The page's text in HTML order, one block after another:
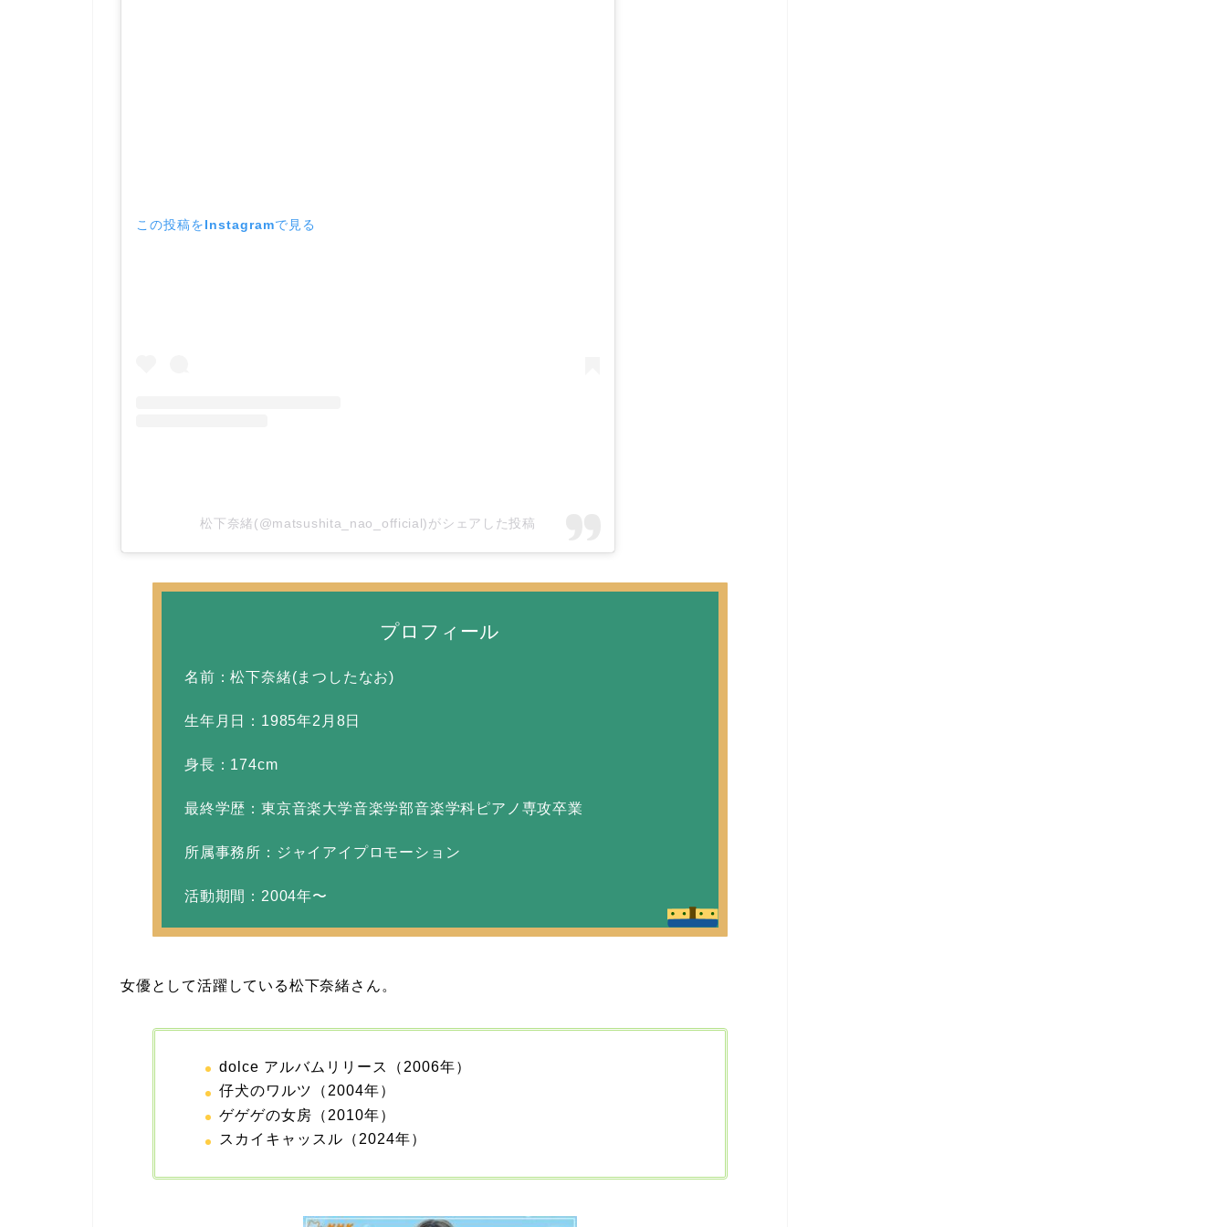
この投稿をInstagramで見る
松下奈緒(@matsushita_nao_official)がシェアした投稿
プロフィール
名前：松下奈緒(まつしたなお)
生年月日：1985年2月8日
身長：174cm
最終学歴：東京音楽大学音楽学部音楽学科ピアノ専攻卒業
所属事務所：ジャイアイプロモーション
活動期間：2004年〜
女優として活躍している松下奈緒さん。
dolce アルバムリリース（2006年）
仔犬のワルツ（2004年）
ゲゲゲの女房（2010年）
スカイキャッスル（2024年）